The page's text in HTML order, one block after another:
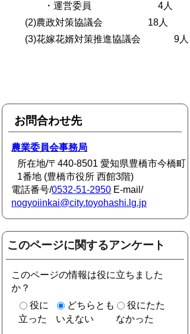
・運営委員 4人
(2)農政対策協議会 18人
(3)花嫁花婿対策推進協議会 9人
お問合わせ先
農業委員会事務局
所在地/〒440-8501 愛知県豊橋市今橋町
1番地 (豊橋市役所 西館3階)
電話番号/0532-51-2950 E-mail/
nogyoiinkai@city.toyohashi.lg.jp
このページに関するアンケート
このページの情報は役に立ちました
か？
役に
立った
どちらとも
いえない
役にたた
なかった